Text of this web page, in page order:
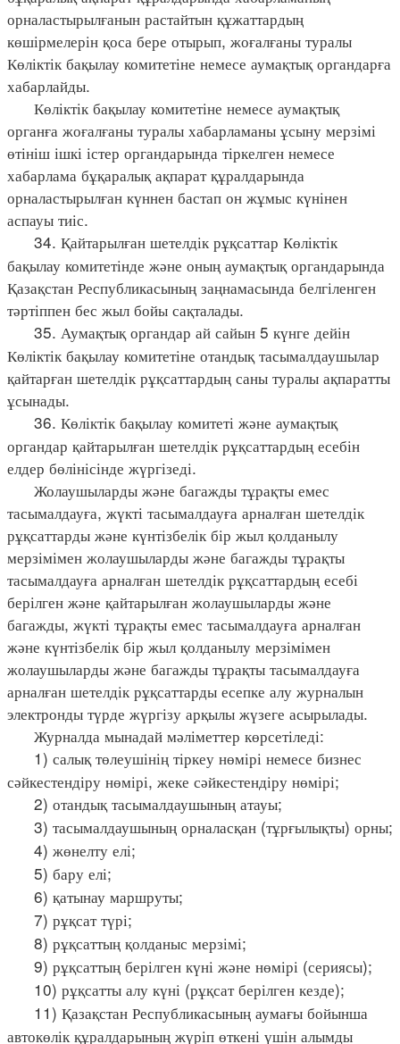
орналастырылғанын растайтын құжаттардың
көшірмелерін қоса бере отырып, жоғалғаны туралы
Көліктік бақылау комитетіне немесе аумақтық органдарға
хабарлайды.
Көліктік бақылау комитетіне немесе аумақтық
органға жоғалғаны туралы хабарламаны ұсыну мерзімі
өтініш ішкі істер органдарында тіркелген немесе
хабарлама бұқаралық ақпарат құралдарында
орналастырылған күннен бастап он жұмыс күнінен
аспауы тиіс.
34. Қайтарылған шетелдік рұқсаттар Көліктік
бақылау комитетінде және оның аумақтық органдарында
Қазақстан Республикасының заңнамасында белгіленген
тәртіппен бес жыл бойы сақталады.
35. Аумақтық органдар ай сайын 5 күнге дейін
Көліктік бақылау комитетіне отандық тасымалдаушылар
қайтарған шетелдік рұқсаттардың саны туралы ақпаратты
ұсынады.
36. Көліктік бақылау комитеті және аумақтық
органдар қайтарылған шетелдік рұқсаттардың есебін
елдер бөлінісінде жүргізеді.
Жолаушыларды және багажды тұрақты емес
тасымалдауға, жүкті тасымалдауға арналған шетелдік
рұқсаттарды және күнтізбелік бір жыл қолданылу
мерзімімен жолаушыларды және багажды тұрақты
тасымалдауға арналған шетелдік рұқсаттардың есебі
берілген және қайтарылған жолаушыларды және
багажды, жүкті тұрақты емес тасымалдауға арналған
және күнтізбелік бір жыл қолданылу мерзімімен
жолаушыларды және багажды тұрақты тасымалдауға
арналған шетелдік рұқсаттарды есепке алу журналын
электронды түрде жүргізу арқылы жүзеге асырылады.
Журналда мынадай мәліметтер көрсетіледі:
1) салық төлеушінің тіркеу нөмірі немесе бизнес
сәйкестендіру нөмірі, жеке сәйкестендіру нөмірі;
2) отандық тасымалдаушының атауы;
3) тасымалдаушының орналасқан (тұрғылықты) орны;
4) жөнелту елі;
5) бару елі;
6) қатынау маршруты;
7) рұқсат түрі;
8) рұқсаттың қолданыс мерзімі;
9) рұқсаттың берілген күні және нөмірі (сериясы);
10) рұқсатты алу күні (рұқсат берілген кезде);
11) Қазақстан Республикасының аумағы бойынша
автокөлік құралдарының жүріп өткені үшін алымды